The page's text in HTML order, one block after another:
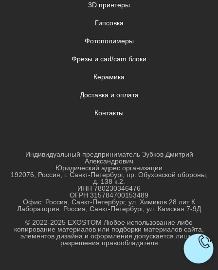
3D принтеры
Гипсовка
Фотополимеры
Фрезы и cad/cam блоки
Керамика
Доставка и оплата
Контакты
Индивидуальный предприниматель Зубков Дмитрий
Александрович
Юридический адрес организации
192076, Россия, г. Санкт-Петербург, пр. Обуховской обороны,
д. 138 к.2.
ИНН 780230346476
ОГРН 315784700153489
Офис: Россия, Санкт-Петербург, ул. Химиков 28 лит К
Лаборатория: Россия, Санкт-Петербург, ул. Камская 7-9Д
© 2022-2025 EXOSTOM Любое использование либо
копирование материалов или подборки материалов сайта,
элементов дизайна и оформления допускается лишь с
разрешения правообладателя